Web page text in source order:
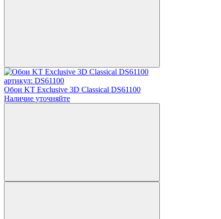
артикул: DS61100
Обои KT Exclusive 3D Classical DS61100
Наличие уточняйте